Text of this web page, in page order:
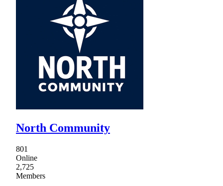
North Community
801
Online
2,725
Members